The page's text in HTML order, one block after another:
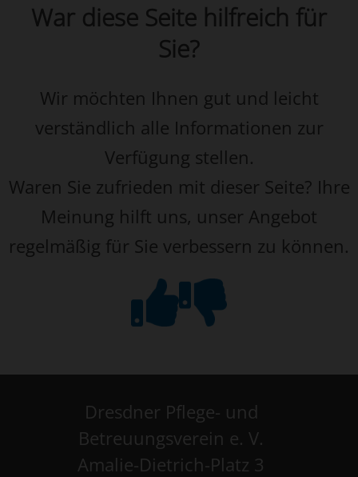
War diese Seite hilfreich für
Sie?
Wir möchten Ihnen gut und leicht
verständlich alle Informationen zur
Verfügung stellen.
Waren Sie zufrieden mit dieser Seite? Ihre
Meinung hilft uns, unser Angebot
regelmäßig für Sie verbessern zu können.
Dresdner Pflege- und
Betreuungsverein e. V.
Amalie-Dietrich-Platz 3